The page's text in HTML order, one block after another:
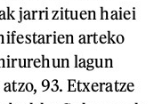
jarri zituen haiei
arteko
lagun
93. Etxeratze